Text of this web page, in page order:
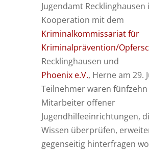
Jugendamt Recklinghausen
Kooperation mit dem
Kriminalkommissariat für
Kriminalprävention/
Recklinghausen und
Phoenix e.V., Herne am 29.
Teilnehmer waren fünfzehn
Mitarbeiter offener
Jugendhilfeeinrichtungen,
Wissen überprüfen,
gegenseitig hinterfragen